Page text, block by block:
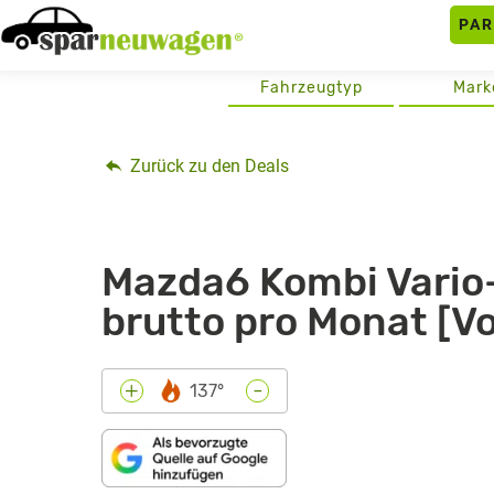
Skip
to
Fahrzeugtyp
Zurück zu den Deals
Mazda6 Kombi
brutto pro Monat
+ 137° -